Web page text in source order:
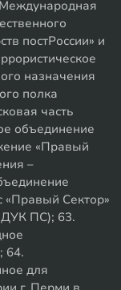
постРоссии» и
назначения
полка
часть
объединение
«Правый
–
«Правый Сектор»
ДУК ПС); 63.
64.
для